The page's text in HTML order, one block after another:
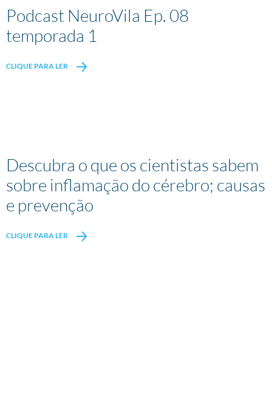
Podcast NeuroVila Ep. 08
temporada 1
CLIQUE PARA LER
Descubra o que os cientistas sabem
sobre inflamação do cérebro; causas
e prevenção
CLIQUE PARA LER